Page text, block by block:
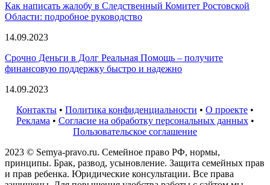
Как написать жалобу в Следственный Комитет Ростовской
Области: подробное руководство
14.09.2023
Срочно Деньги в Долг Реальная Помощь – получите
финансовую поддержку быстро и надежно
14.09.2023
Контакты • Политика конфиденциальности • О проекте •
Реклама • Согласие на обработку персональных данных•
Пользовательское соглашение
2023 © Semya-pravo.ru. Семейное право РФ, нормы,
принципы. Брак, развод, усыновление. Защита семейных прав
и прав ребенка. Юридические консультации. Все права